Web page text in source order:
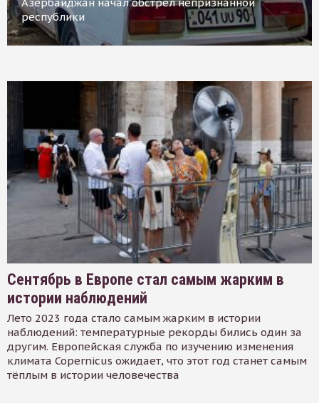
республики
Сентябрь в Европе стал самым жарким в
истории наблюдений
Лето 2023 года стало самым жарким в истории
наблюдений: температурные рекорды бились один за
другим. Европейская служба по изучению изменения
климата Copernicus ожидает, что этот год станет самым
тёплым в истории человечества